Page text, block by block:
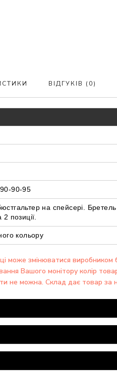
ВІДГУКІВ (0)
90-95
на спейсері.
2 позиції.
кольору
може змінюватися
Вашого монітору колір
не можна. Склад дає товар за
компанією ТОВ "Нова
понад 15 000 тисяч гривень
вартістю.
іншу оціночну вартість
– 500 гривень.